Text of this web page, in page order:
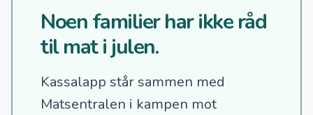
Noen familier har ikke råd
til mat i julen.
Kassalapp står sammen med
Matsentralen i kampen mot